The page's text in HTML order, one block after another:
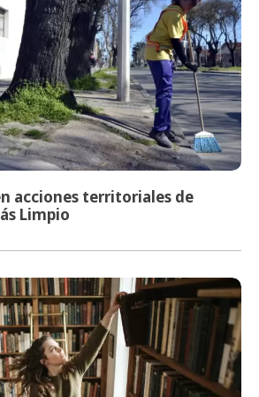
acciones territoriales de
Limpio